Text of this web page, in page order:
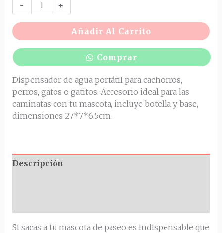
- +
Añadir Al Carrito
Comprar
Dispensador de agua portátil para cachorros,
perros, gatos o gatitos. Accesorio ideal para las
caminatas con tu mascota, incluye botella y base,
dimensiones 27*7*6.5cm.
Descripción
Si sacas a tu mascota de paseo es indispensable que